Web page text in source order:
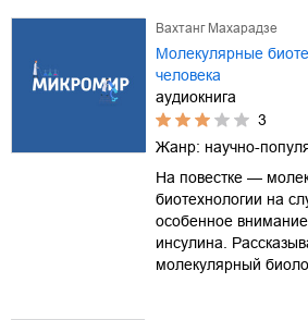
Вахтанг Махарадзе
Молекулярные
человека
аудиокнига
3
Жанр: научно-
На повестке —
биотехнологии на
особенное
инсулина.
молекулярный